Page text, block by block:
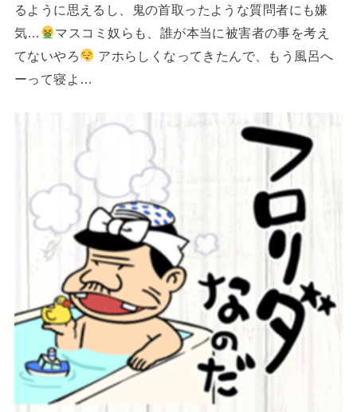
るように思えるし、鬼の首取ったような質問者にも嫌
気…
マスコミ奴らも、誰が本当に被害者の事を考え
てないやろ
アホらしくなってきたんで、もう風呂へ
ーって寝よ…